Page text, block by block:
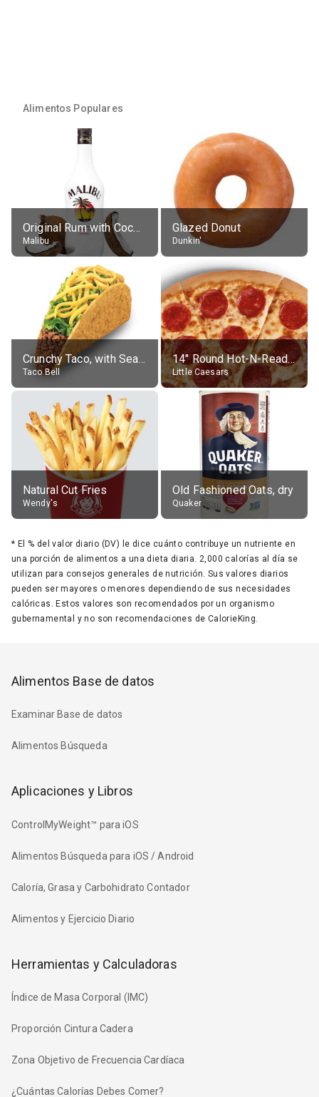
Alimentos Populares
Original Rum with Coconut Flavour (21% alc.)
Malibu
Glazed Donut
Dunkin'
Crunchy Taco, with Seasoned Beef
Taco Bell
14" Round Hot-N-Ready Pepperoni Pizza
Little Caesars
Natural Cut Fries
Wendy's
Old Fashioned Oats, dry
Quaker
* El % del valor diario (DV) le dice cuánto contribuye un nutriente en
una porción de alimentos a una dieta diaria. 2,000 calorías al día se
utilizan para consejos generales de nutrición. Sus valores diarios
pueden ser mayores o menores dependiendo de sus necesidades
calóricas. Estos valores son recomendados por un organismo
gubernamental y no son recomendaciones de CalorieKing.
Alimentos Base de datos
Examinar Base de datos
Alimentos Búsqueda
Aplicaciones y Libros
ControlMyWeight™ para iOS
Alimentos Búsqueda para iOS / Android
Caloría, Grasa y Carbohidrato Contador
Alimentos y Ejercicio Diario
Herramientas y Calculadoras
Índice de Masa Corporal (IMC)
Proporción Cintura Cadera
Zona Objetivo de Frecuencia Cardíaca
¿Cuántas Calorías Debes Comer?